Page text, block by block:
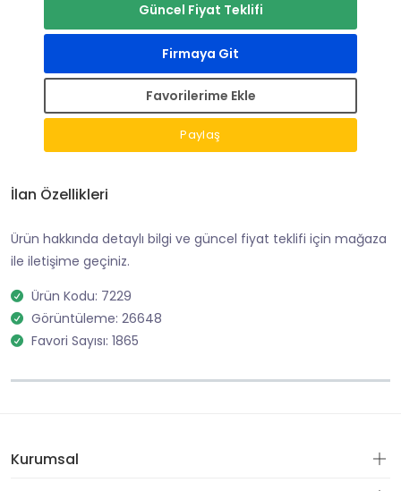
Güncel Fiyat Teklifi
Firmaya Git
Favorilerime Ekle
Paylaş
İlan Özellikleri
Ürün hakkında detaylı bilgi ve güncel fiyat teklifi için mağaza
ile iletişime geçiniz.
Ürün Kodu: 7229
Görüntüleme: 26648
Favori Sayısı: 1865
Kurumsal